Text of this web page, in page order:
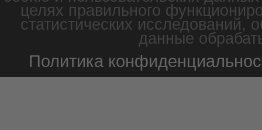
целях правильного
статистических
данные
Политика